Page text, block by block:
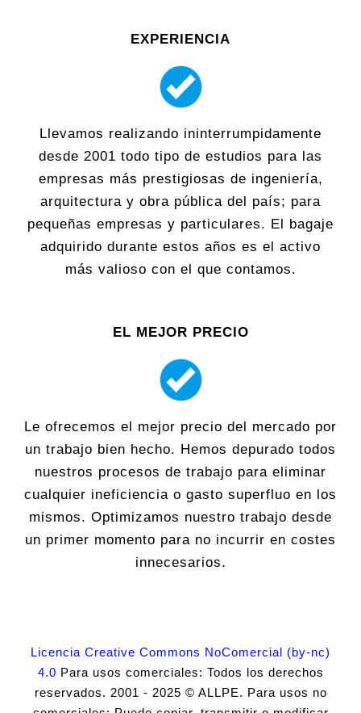
EXPERIENCIA
Llevamos realizando ininterrumpidamente
desde 2001 todo tipo de estudios para las
empresas más prestigiosas de ingeniería,
arquitectura y obra pública del país; para
pequeñas empresas y particulares. El bagaje
adquirido durante estos años es el activo
más valioso con el que contamos.
EL MEJOR PRECIO
Le ofrecemos el mejor precio del mercado por
un trabajo bien hecho. Hemos depurado todos
nuestros procesos de trabajo para eliminar
cualquier ineficiencia o gasto superfluo en los
mismos. Optimizamos nuestro trabajo desde
un primer momento para no incurrir en costes
innecesarios.
Licencia Creative Commons NoComercial (by-nc)
4.0 Para usos comerciales: Todos los derechos
reservados. 2001 - 2025 © ALLPE. Para usos no